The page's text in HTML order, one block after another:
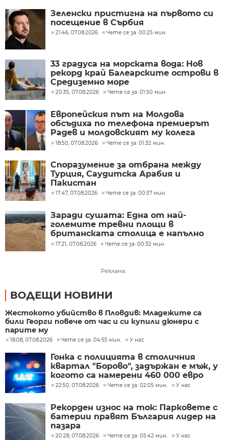
Зеленски пристигна на първото си
посещение в Сърбия
21:46, 07.08.2026 Чете се за: 00:25 мин.
33 градуса на морската вода: Нов
рекорд край Балеарските острови в
Средиземно море
20:35, 07.08.2026 Чете се за: 01:50 мин.
Европейския път на Молдова
обсъдиха по телефона премиерът
Радев и молдовският му колега
Тофан
18:50, 07.08.2026 Чете се за: 01:32 мин.
Споразумение за отбрана между
Турция, Саудитска Арабия и
Пакистан
17:47, 07.08.2026 Чете се за: 00:57 мин.
Заради сушата: Една от най-
големите тревни площи в
британската столица е напълно
изгоряла
17:21, 07.08.2026 Чете се за: 00:32 мин.
Реклама
ВОДЕЩИ НОВИНИ
Жестокото убийство в Пловдив: Младежите са
били Георги повече от час и си купили дюнери с
парите му
18:08, 07.08.2026 Чете се за: 04:55 мин. У нас
Гонка с полицията в столичния
квартал "Борово", задържан е мъж, у
когото са намерени 460 000 евро
22:50, 07.08.2026 Чете се за: 02:05 мин. У нас
Рекорден износ на ток: Парковете с
батерии правят България лидер на
пазара
20:28, 07.08.2026 Чете се за: 05:42 мин. У нас